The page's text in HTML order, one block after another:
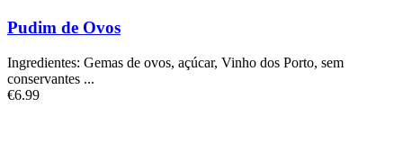
Pudim de Ovos
Ingredientes: Gemas de ovos, açúcar, Vinho dos Porto, sem
conservantes ...
€6.99